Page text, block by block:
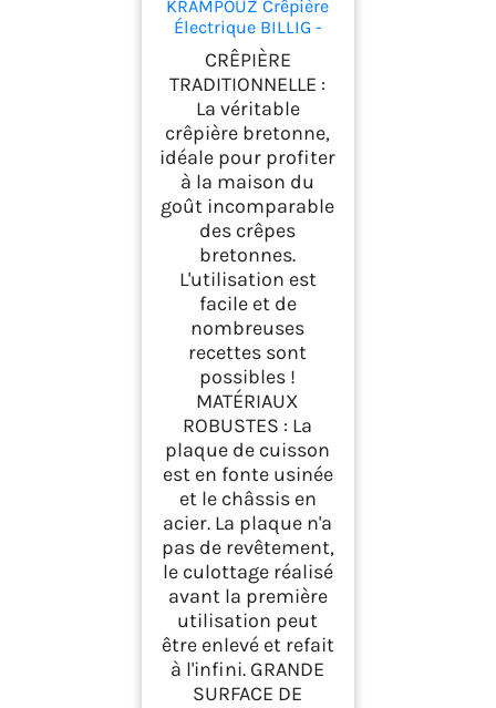
KRAMPOUZ Crêpière
Électrique BILLIG -
Plaque en Fonte
Usinée Diamètre 35
cm - 220-240 Volts et
2500 Watts -
Véritable Crêpière
Traditionnelle
Bretonne Familiale -
Fabriquée en France -
Réf CEBPA3AO-KR
CRÊPIÈRE
TRADITIONNELLE :
La véritable
crêpière bretonne,
idéale pour profiter
à la maison du
goût incomparable
des crêpes
bretonnes.
L'utilisation est
facile et de
nombreuses
recettes sont
possibles !
MATÉRIAUX
ROBUSTES : La
plaque de cuisson
est en fonte usinée
et le châssis en
acier. La plaque n'a
pas de revêtement,
le culottage réalisé
avant la première
utilisation peut
être enlevé et refait
à l'infini. GRANDE
SURFACE DE